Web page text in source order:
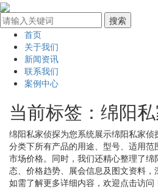
首页
关于我们
新闻资讯
联系我们
案例中心
当前标签： 绵阳
绵阳私家侦探为您系统展示绵阳私家侦
分类下所有产品的用途、型号、适用
市场价格。同时，我们还精心整理了绵
态、价格趋势、展会信息及图文资料，
如需了解更多详细内容，欢迎点击访问